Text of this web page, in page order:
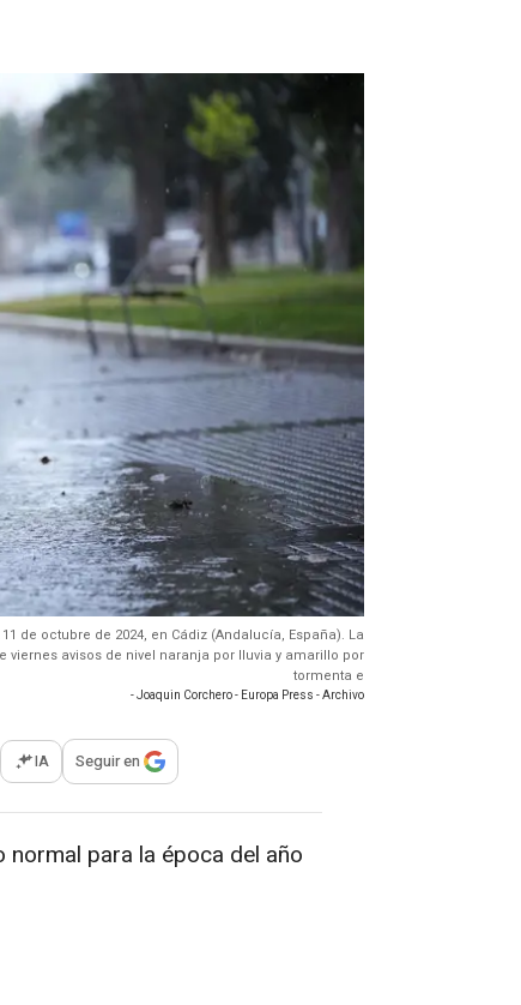
de octubre de 2024, en Cádiz (Andalucía, España). La
avisos de nivel naranja por lluvia y amarillo por
tormenta e
- Joaquin Corchero - Europa Press - Archivo
opciones para compartir
IA Seguir en
para la época del año